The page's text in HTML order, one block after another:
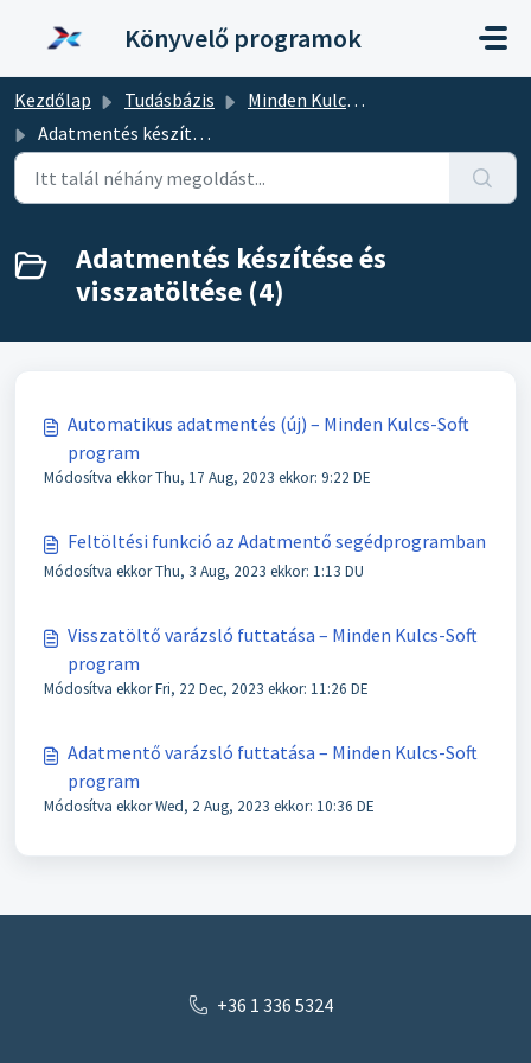
Könyvelő programok
Kezdőlap Tudásbázis
Minden Kulcs-Soft program
Adatmentés készítése és visszatöltése
Adatmentés készítése és
visszatöltése (4)
Automatikus adatmentés (új) – Minden Kulcs-Soft
program
Módosítva ekkor Thu, 17 Aug, 2023 ekkor: 9:22 DE
Feltöltési funkció az Adatmentő segédprogramban
Módosítva ekkor Thu, 3 Aug, 2023 ekkor: 1:13 DU
Visszatöltő varázsló futtatása – Minden Kulcs-Soft
program
Módosítva ekkor Fri, 22 Dec, 2023 ekkor: 11:26 DE
Adatmentő varázsló futtatása – Minden Kulcs-Soft
program
Módosítva ekkor Wed, 2 Aug, 2023 ekkor: 10:36 DE
+36 1 336 5324